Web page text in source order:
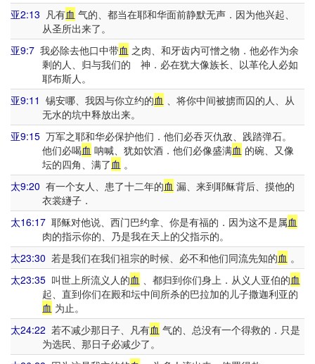
亚2:13 凡有血 气的、都当在耶和华面前静默无声．因为他兴起、
从圣所出来了。
亚9:7 我必除去他口中带血 之肉、和牙齿内可憎之物．他必作为余
剩的人、归与我们的 神．必在犹大像族长、以革伦人必如
耶布斯人。
亚9:11 锡安哪、我因与你立约的血 、将你中间被掳而囚的人、从
无水的坑中释放出来。
亚9:15 万军之耶和华必保护他们．他们必吞灭仇敌、践踏弹石。
他们必喝血 呐喊、犹如饮酒．他们必像盛满血 的碗、又像
坛的四角、满了 血 。
太9:20 有一个女人、患了十二年的血 漏、来到耶稣背后、摸他的
衣裳繸子．
太16:17 耶稣对他说、西门巴约拿、你是有福的．因为这不是属血
肉的指示你的、乃是我在天上的父指示的。
太23:30 若是我们在我们祖宗的时候、必不和他们同流先知的血 。
太23:35 叫世上所流义人的血 、都归到你们身上．从义人亚伯的血
起、直到你们在殿和坛中间所杀的巴拉加的儿子撒迦利亚的
血 为止。
太24:22 若不减少那日子、凡有血 气的、总没有一个得救的．只是
为选民、那日子必减少了。